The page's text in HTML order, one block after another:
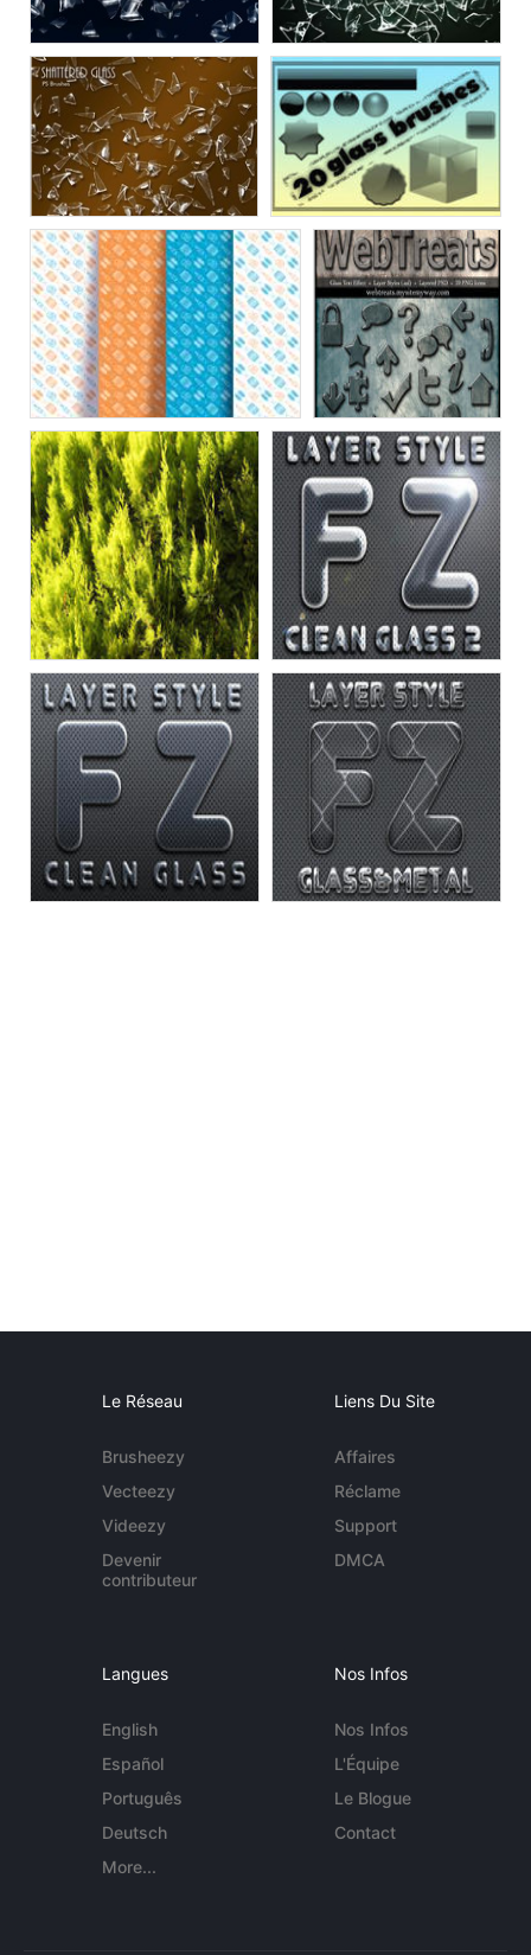
Le Réseau
Brusheezy
Vecteezy
Videezy
Devenir
contributeur
Liens Du Site
Affaires
Réclame
Support
DMCA
Langues
English
Español
Português
Deutsch
More...
Nos Infos
Nos Infos
L'Équipe
Le Blogue
Contact